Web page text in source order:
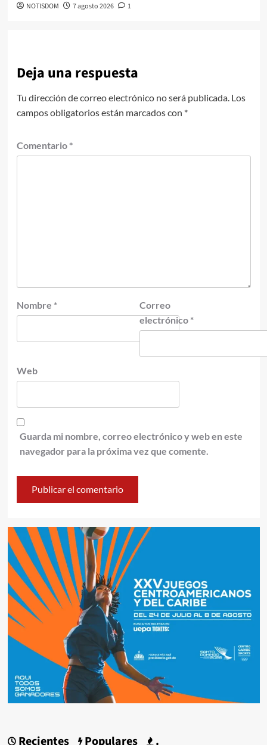
NOTISDOM 7 agosto 2026 1
Deja una respuesta
Tu dirección de correo electrónico no será publicada. Los
campos obligatorios están marcados con *
Comentario *
Nombre *
Correo
electrónico *
Web
Guarda mi nombre, correo electrónico y web en este
navegador para la próxima vez que comente.
Recientes Populares .